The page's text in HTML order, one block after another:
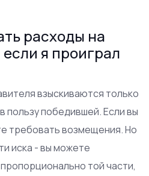
расходы на
я проиграл
взыскиваются только
пользу победившей. Если вы
требовать возмещения. Но
иска - вы можете
той части,